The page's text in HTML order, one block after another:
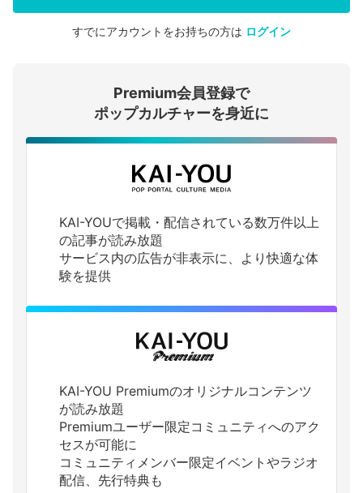
会員登録する
ログインする
すでにアカウントをお持ちの方は ログイン
Premium会員登録で
ポップカルチャーを身近に
KAI-YOUで掲載・配信されている数万件以上
の記事が読み放題
サービス内の広告が非表示に、より快適な体
験を提供
KAI-YOU Premiumのオリジナルコンテンツ
が読み放題
Premiumユーザー限定コミュニティへのアク
セスが可能に
コミュニティメンバー限定イベントやラジオ
配信、先行特典も